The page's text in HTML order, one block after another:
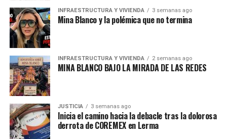
INFRAESTRUCTURA Y VIVIENDA 3 semanas ago
Mina Blanco y la polémica que no termina
INFRAESTRUCTURA Y VIVIENDA 2 semanas ago
MINA BLANCO BAJO LA MIRADA DE LAS REDES
JUSTICIA 3 semanas ago
Inicia el camino hacia la debacle tras la dolorosa
derrota de COREMEX en Lerma